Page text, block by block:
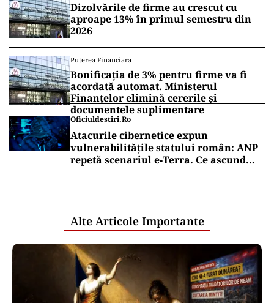
Dizolvările de firme au crescut cu
aproape 13% în primul semestru din
2026
Puterea Financiara
Bonificația de 3% pentru firme va fi
acordată automat. Ministerul
Finanțelor elimină cererile și
documentele suplimentare
Oficiuldestiri.ro
Atacurile cibernetice expun
vulnerabilitățile statului român: ANP
repetă scenariul e‑Terra. Ce ascund
Alte Articole Importante